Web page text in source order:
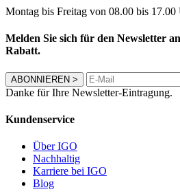
Montag bis Freitag von 08.00 bis 17.00
Melden Sie sich für den Newsletter
Rabatt.
ABONNIEREN >
Danke für Ihre Newsletter-Eintragung.
Kundenservice
Über IGO
Nachhaltig
Karriere bei IGO
Blog